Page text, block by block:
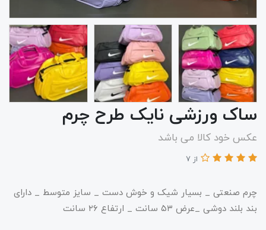
ساک ورزشی نایک طرح چرم
عکس خود کالا می باشد
از 7
چرم صنعتی _ بسیار شیک و خوش دست _ سایز متوسط _ دارای
بند بلند دوشی _عرض ۵۳ سانت _ ارتفاع ۲۶ سانت